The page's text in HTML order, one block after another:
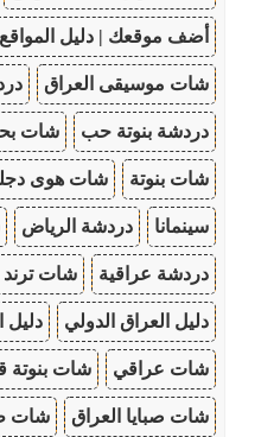
أضف موقعك | دليل المواقع
شات موسيقى العراق
دردشة بنوتة حب شات
شات بنوتة شات هوى
سينمانا دردشة الرياض
دردشة عراقية شات ترند
دليل العراق الدولي دليل
شات عراقي شات بنوتة
شات صبايا العراق شات